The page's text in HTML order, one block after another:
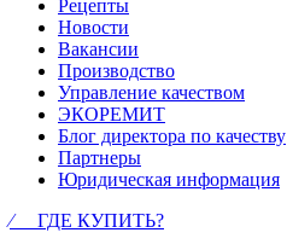
Рецепты
Новости
Вакансии
Производство
Управление качеством
ЭКОРЕМИТ
Блог директора по качеству
Партнеры
Юридическая информация
⁄ ГДЕ КУПИТЬ?